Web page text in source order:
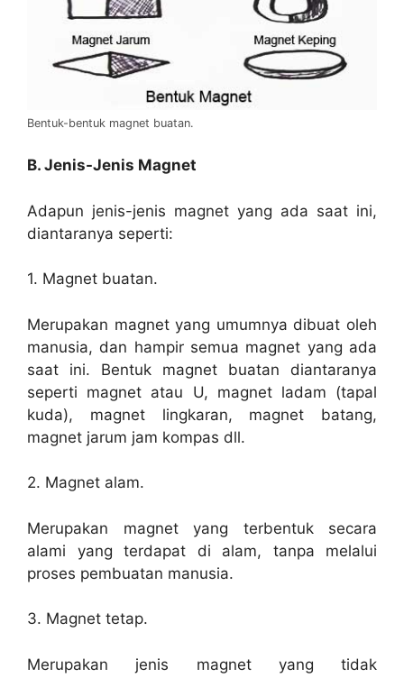
Bentuk-bentuk magnet buatan.
B. Jenis-Jenis Magnet
Adapun jenis-jenis magnet yang ada saat ini,
diantaranya seperti:
1. Magnet buatan.
Merupakan magnet yang umumnya dibuat oleh
manusia, dan hampir semua magnet yang ada
saat ini. Bentuk magnet buatan diantaranya
seperti magnet atau U, magnet ladam (tapal
kuda), magnet lingkaran, magnet batang,
magnet jarum jam kompas dll.
2. Magnet alam.
Merupakan magnet yang terbentuk secara
alami yang terdapat di alam, tanpa melalui
proses pembuatan manusia.
3. Magnet tetap.
Merupakan jenis magnet yang tidak